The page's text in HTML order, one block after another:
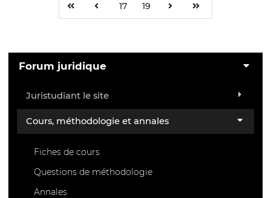
17 19
Forum juridique
Juristudiant le site
Cours, méthodologie et annales
Fiches de cours
Questions de méthodologie
Annales